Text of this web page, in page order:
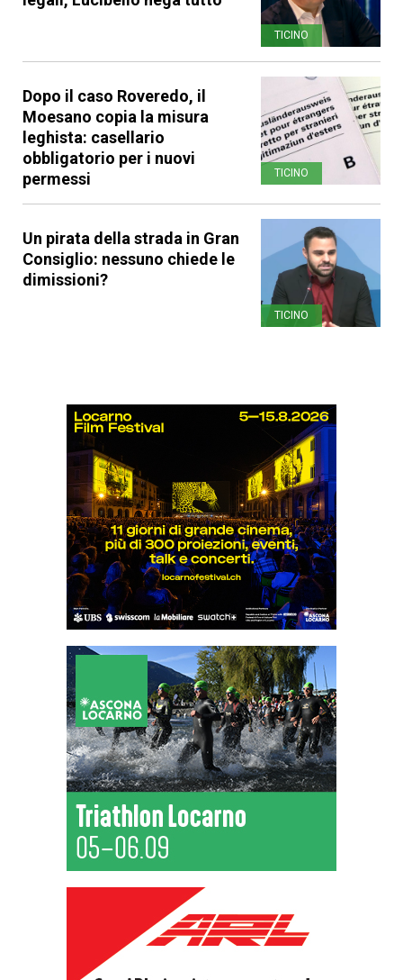
TICINO
Dopo il caso Roveredo, il
Moesano copia la misura
leghista: casellario
obbligatorio per i nuovi
permessi
TICINO
Un pirata della strada in Gran
Consiglio: nessuno chiede le
dimissioni?
TICINO